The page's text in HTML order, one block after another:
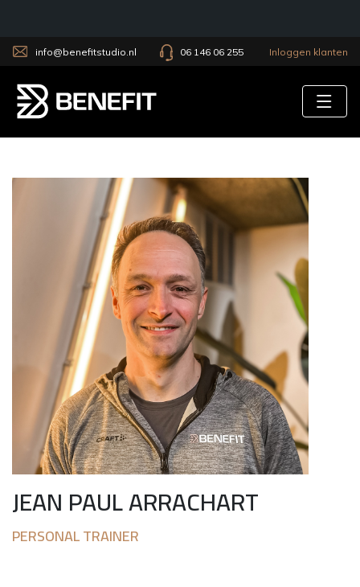
info@benefitstudio.nl 06 146 06 255 Inloggen klanten
JEAN PAUL ARRACHART
PERSONAL TRAINER